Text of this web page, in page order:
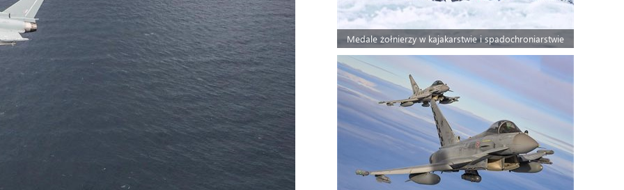
Medale żołnierzy w kajakarstwie i spadochroniarstwie